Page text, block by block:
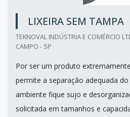
LIXEIRA SEM TAMPA
TEKNOVAL INDÚSTRIA E COMÉRCIO
CAMPO - SP
Por ser um produto
permite a separação adequada
ambiente fique sujo e
solicitada em tamanhos e